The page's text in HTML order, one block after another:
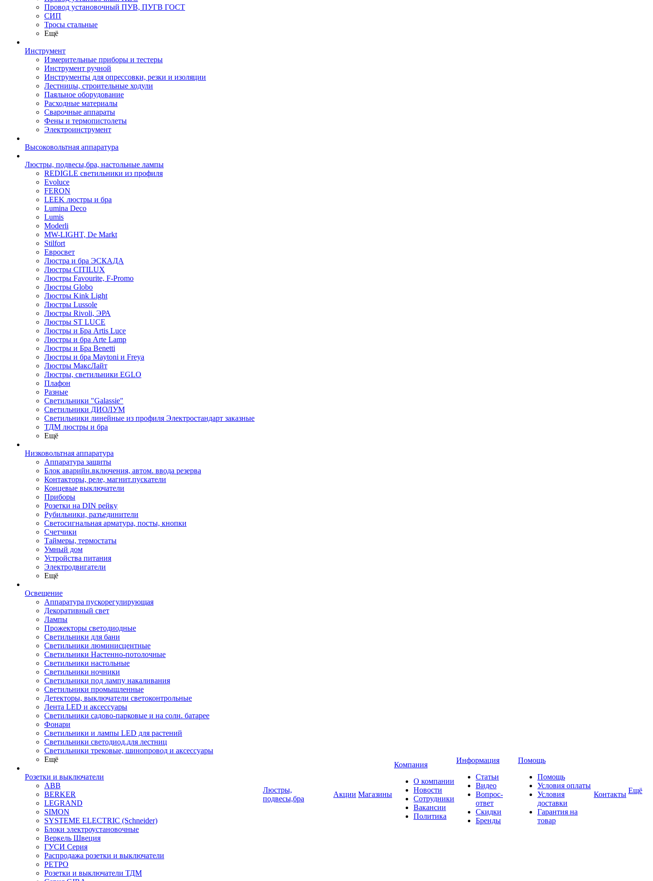
Провод установочный ПУВ, ПУГВ ГОСТ
СИП
Тросы стальные
Ещё
Инструмент
Измерительные приборы и тестеры
Инструмент ручной
Инструменты для опрессовки, резки и изоляции
Лестницы, строительные ходули
Паяльное оборудование
Расходные материалы
Сварочные аппараты
Фены и термопистолеты
Электроинструмент
Высоковольтная аппаратура
Люстры, подвесы,бра, настольные лампы
REDIGLE светильники из профиля
Evoluce
FERON
LEEK люстры и бра
Lumina Deco
Lumis
Moderli
MW-LIGHT, De Markt
Stilfort
Евросвет
Люстра и бра ЭСКАДА
Люстры CITILUX
Люстры Favourite, F-Promo
Люстры Globo
Люстры Kink Light
Люстры Lussole
Люстры Rivoli, ЭРА
Люстры ST LUCE
Люстры и Бра Artis Luce
Люстры и бра Arte Lamp
Люстры и Бра Benetti
Люстры и бра Maytoni и Freya
Люстры МаксЛайт
Люстры, светильники EGLO
Плафон
Разные
Светильники "Galassie"
Светильники ДИОЛУМ
Светильники линейные из профиля Электростандарт заказные
ТДМ люстры и бра
Ещё
Низковольтная аппаратура
Аппаратура защиты
Блок аварийн.включения, автом. ввода резерва
Контакторы, реле, магнит.пускатели
Концевые выключатели
Приборы
Розетки на DIN рейку
Рубильники, разъединители
Светосигнальная арматура, посты, кнопки
Счетчики
Таймеры, термостаты
Умный дом
Устройства питания
Электродвигатели
Ещё
Освещение
Аппаратура пускорегулирующая
Декоративный свет
Лампы
Прожекторы светодиодные
Светильники для бани
Светильники люминисцентные
Светильники Настенно-потолочные
Светильники настольные
Светильники ночники
Светильники под лампу накаливания
Светильники промышленные
Детекторы, выключатели светоконтрольные
Лента LED и аксессуары
Светильники садово-парковые и на солн. батарее
Фонари
Светильники и лампы LED для растений
Светильники светодиод.для лестниц
Светильники трековые, шинопровод и аксессуары
Ещё
Розетки и выключатели
ABB
BERKER
LEGRAND
SIMON
SYSTEME ELECTRIC (Schneider)
Блоки электроустановочные
Веркель Швеция
ГУСИ Серия
Распродажа розетки и выключатели
РЕТРО
Розетки и выключатели ТДМ
Люстры,
подвесы,бра
Акции Магазины
Компания
О компании
Новости
Сотрудники
Вакансии
Политика
Информация
Статьи
Видео
Вопрос-
ответ
Скидки
Бренды
Помощь
Помощь
Условия оплаты
Условия
доставки
Гарантия на
товар
Контакты Ещё